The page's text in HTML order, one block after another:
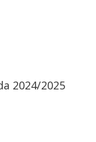
2024/2025